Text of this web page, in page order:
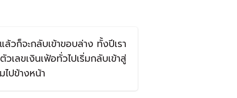
ล้วก็จะกลับเข้าขอบล่าง ทั้งปีเรา
เลขเงินเฟ้อทั่วไปเริ่มกลับเข้าสู่
ไปข้างหน้า